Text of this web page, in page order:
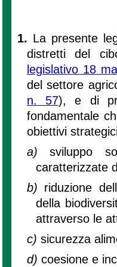
1. La presente
distretti del
legislativo 18
del settore
n. 57), e di
fondamentale
obiettivi
a)sviluppo
caratterizzate
b) riduzione
della
attraverso le
c) sicurezza
d) coesione e